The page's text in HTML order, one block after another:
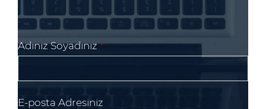
Company
Adınız Soyadınız *
E-posta Adresiniz